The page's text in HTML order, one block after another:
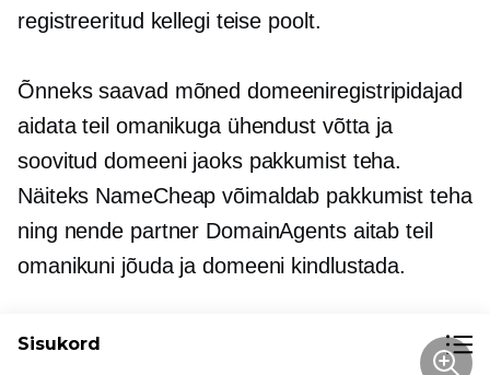
registreeritud kellegi teise poolt.
Õnneks saavad mõned domeeniregistripidajad
aidata teil omanikuga ühendust võtta ja
soovitud domeeni jaoks pakkumist teha.
Näiteks NameCheap võimaldab pakkumist teha
ning nende partner DomainAgents aitab teil
omanikuni jõuda ja domeeni kindlustada.
Sisukord